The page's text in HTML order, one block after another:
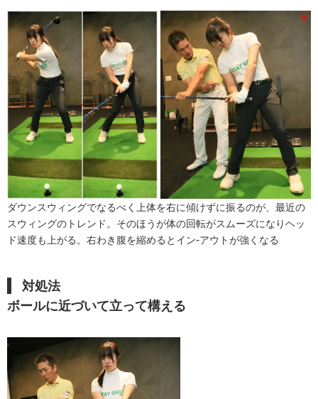
ダウンスウィングでなるべく上体を右に傾けずに振るのが、最近の
スウィングのトレンド。そのほうが体の回転がスムーズになりヘッ
ド速度も上がる。右わき腹を縮めるとイン‐アウトが強くなる
対処法
ボールに近づいて立って構える